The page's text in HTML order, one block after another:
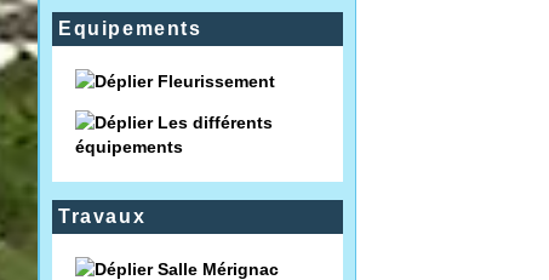
Equipements
Fleurissement
Les différents
équipements
Travaux
Salle Mérignac